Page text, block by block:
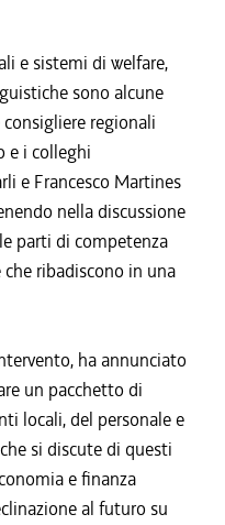
e sistemi di welfare,
sono alcune
regionali
e i colleghi
e Francesco Martines
nella discussione
parti di competenza
ribadiscono in una
ha annunciato
un pacchetto di
locali, del personale e
si discute di questi
e finanza
al futuro su